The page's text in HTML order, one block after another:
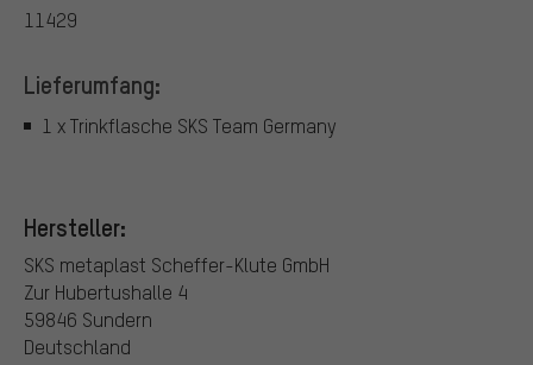
11429
Lieferumfang:
1 x Trinkflasche SKS Team Germany
Hersteller:
SKS metaplast Scheffer-Klute GmbH
Zur Hubertushalle 4
59846 Sundern
Deutschland